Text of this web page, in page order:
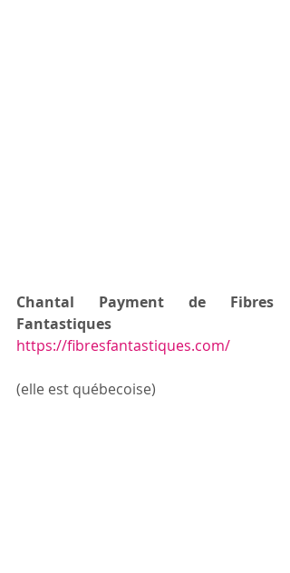
Chantal Payment de Fibres
Fantastiques
https://fibresfantastiques.com/
(elle est québecoise)